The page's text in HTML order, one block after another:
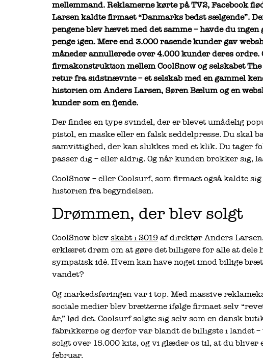
mellemmand. Reklamerne kørte på TV2, Facebook
Larsen kaldte firmaet “Danmarks bedst sælgende”.
pengene blev hævet med det samme – havde du
penge igen. Mere end 3.000 rasende kunder gav
måneder annullerede over 4.000 kunder deres ordre.
firmakonstruktion mellem CoolSnow og selskabet
retur fra sidstnævnte – et selskab med en gammel
historien om Anders Larsen, Søren Bælum og en
kunder som en fjende.
Der findes en type svindel, der er blevet umådelig
pistol, en maske eller en falsk seddelpresse. Du skal
samvittighed, der kan slukkes med et klik. Du tager
passer dig – eller aldrig. Og når kunden brokker sig,
CoolSnow – eller Coolsurf, som firmaet også kaldte
historien fra begyndelsen.
Drømmen, der blev solgt
CoolSnow blev skabt i 2019 af direktør Anders
erklæret drøm om at gøre det billigere for alle at dele
sympatisk idé. Hvem kan have noget imod billige
vandet?
Og markedsføringen var i top. Med massive
sociale medier blev brætterne ifølge firmaet selv
år,” lød det. Coolsurf solgte sig selv som en dansk
fabrikkerne og derfor var blandt de billigste i landet
solgt over 15.000 kits, og vi glæder os til, at du bliver
februar.